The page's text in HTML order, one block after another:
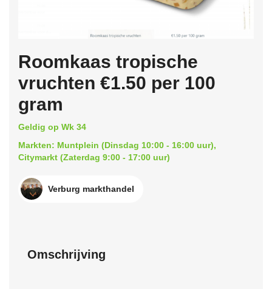
Roomkaas tropische
vruchten €1.50 per 100
gram
Geldig op Wk 34
Markten: Muntplein (Dinsdag 10:00 - 16:00 uur),
Citymarkt (Zaterdag 9:00 - 17:00 uur)
Verburg markthandel
Omschrijving